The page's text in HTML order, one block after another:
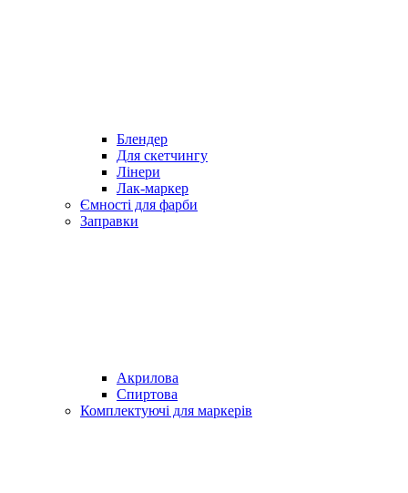
Блендер
Для скетчингу
Лінери
Лак-маркер
Ємності для фарби
Заправки
Акрилова
Спиртова
Комплектуючі для маркерів